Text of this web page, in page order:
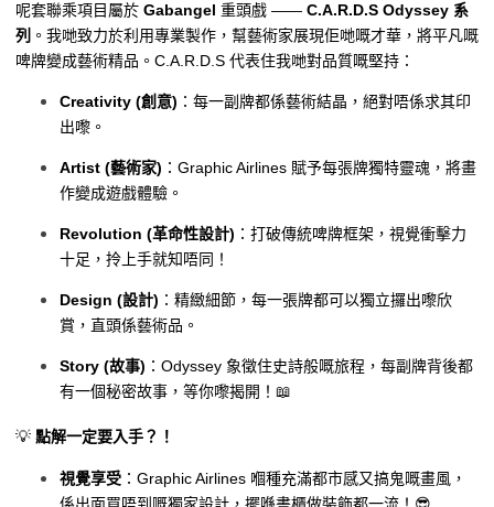
呢套聯乘項目屬於 Gabangel 重頭戲 —— C.A.R.D.S Odyssey 系
列 。我哋致力於利用專業製作，幫藝術家展現佢哋嘅才華，將平凡嘅
啤牌變成藝術精品。C.A.R.D.S 代表住我哋對品質嘅堅持：
Creativity (創意) ：每一副牌都係藝術結晶，絕對唔係求其印
出嚟。
Artist (藝術家) ：Graphic Airlines 賦予每張牌獨特靈魂，將畫
作變成遊戲體驗。
Revolution (革命性設計) ：打破傳統啤牌框架，視覺衝擊力
十足，拎上手就知唔同！
Design (設計) ：精緻細節，每一張牌都可以獨立攞出嚟欣
賞，直頭係藝術品。
Story (故事) ：Odyssey 象徵住史詩般嘅旅程，每副牌背後都
有一個秘密故事，等你嚟揭開！📖
💡 點解一定要入手？！
視覺享受 ：Graphic Airlines 嗰種充滿都市感又搞鬼嘅畫風，